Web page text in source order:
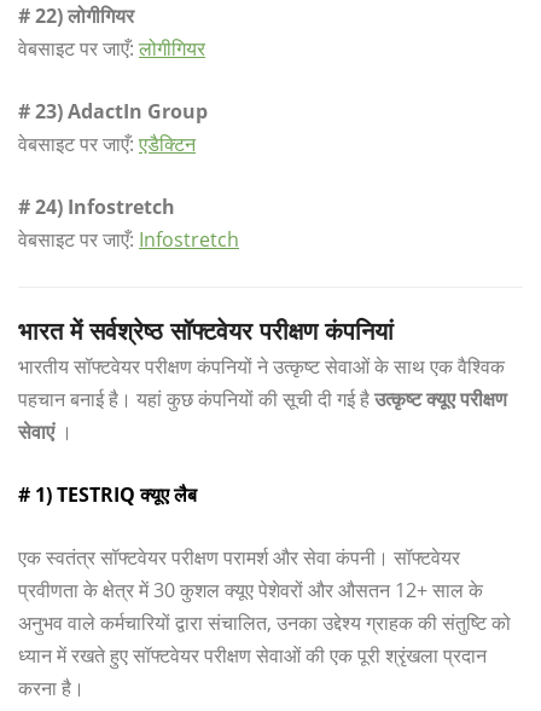
# 22) लोगीगियर
वेबसाइट पर जाएँ: लोगीगियर
# 23) AdactIn Group
वेबसाइट पर जाएँ: एडैक्टिन
# 24) Infostretch
वेबसाइट पर जाएँ: Infostretch
भारत में सर्वश्रेष्ठ सॉफ्टवेयर परीक्षण कंपनियां
भारतीय सॉफ्टवेयर परीक्षण कंपनियों ने उत्कृष्ट सेवाओं के साथ एक वैश्विक
पहचान बनाई है। यहां कुछ कंपनियों की सूची दी गई हैउत्कृष्ट क्यूए परीक्षण
सेवाएं।
# 1) TESTRIQ क्यूए लैब
एक स्वतंत्र सॉफ्टवेयर परीक्षण परामर्श और सेवा कंपनी। सॉफ्टवेयर
प्रवीणता के क्षेत्र में 30 कुशल क्यूए पेशेवरों और औसतन 12+ साल के
अनुभव वाले कर्मचारियों द्वारा संचालित, उनका उद्देश्य ग्राहक की संतुष्टि को
ध्यान में रखते हुए सॉफ्टवेयर परीक्षण सेवाओं की एक पूरी श्रृंखला प्रदान
करना है।